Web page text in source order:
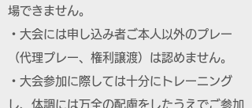
場できません。
・大会には申し込み者ご本人以外のプレー
（代理プレー、権利譲渡）は認めません。
・大会参加に際しては十分にトレーニング
し、体調には万全の配慮をしたうえでご参加